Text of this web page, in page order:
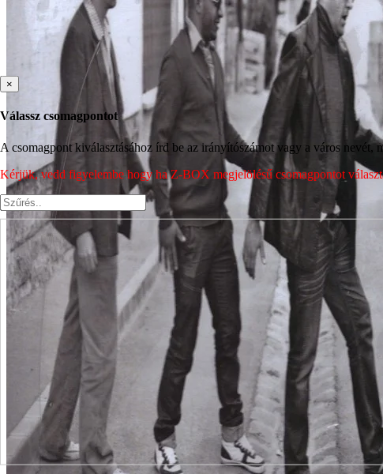
×
Válassz csomagpontot
A csomagpont kiválasztásához írd be az irányítószámot vagy a város
Kérjük, vedd figyelembe hogy ha Z-BOX megjelölésű csomagpontot